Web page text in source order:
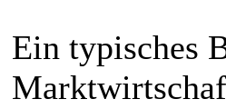
Ein typisches